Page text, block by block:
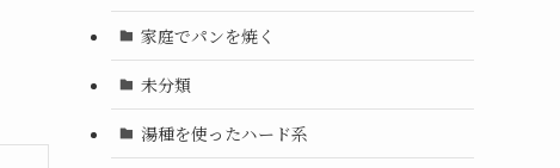
家庭でパンを焼く
未分類
湯種を使ったハード系